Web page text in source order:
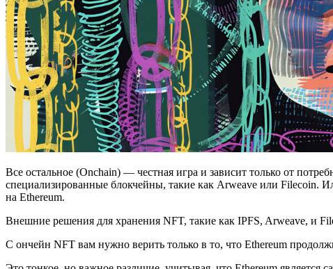
Все остальное (Onchain) — честная игра и зависит только от
специализированные блокчейны, такие как Arweave или Filecoin.
на Ethereum.
Внешние решения для хранения NFT, такие как IPFS, Arweave, и
С ончейн NFT вам нужно верить только в то, что Ethereum